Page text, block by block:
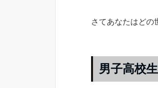
さてあなたはどの
男子高校